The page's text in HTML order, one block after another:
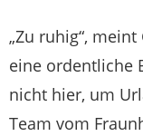
„Zu ruhig“,
eine ordentliche
nicht hier, um
Team vom